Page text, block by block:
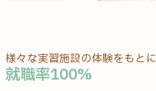
様々な実習施設の体験をもとに
就職率100%